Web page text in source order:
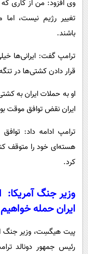
وی افزود: من از کاری
تغییر رژیم نیست،
باشند.
ترامپ گفت: ایرانی‌ها
قرار دادن کشتی‌ها در
او به حملات ایران به
ایران نقض توافق موقت
ترامپ ادامه داد:
هسته‌ای خود را متوقف
کرد.
وزیر جنگ
ایران حمله
پیت هیگسِت، وزیر جنگ
رئیس جمهور دونالد